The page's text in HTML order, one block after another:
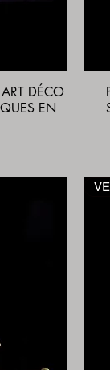
DÉCO
EN